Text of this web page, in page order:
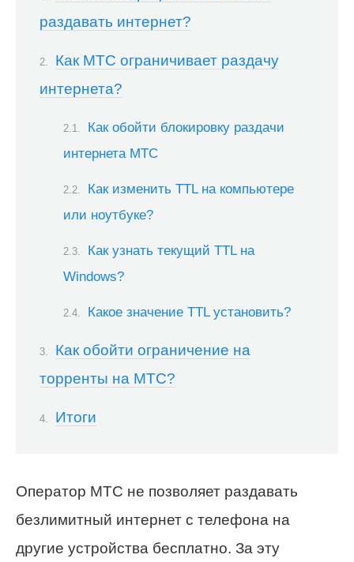
раздавать интернет?
Как МТС ограничивает раздачу
интернета?
Как обойти блокировку раздачи
интернета МТС
Как изменить TTL на компьютере
или ноутбуке?
Как узнать текущий TTL на
Windows?
Какое значение TTL установить?
Как обойти ограничение на
торренты на МТС?
Итоги
Оператор МТС не позволяет раздавать
безлимитный интернет с телефона на
другие устройства бесплатно. За эту